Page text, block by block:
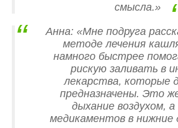
смысла.»
Анна: «Мне подруга
методе лечения
намного быстрее
рискую заливать в
лекарства, которые
предназначены. Это
дыхание воздухом, а
медикаментов в нижние